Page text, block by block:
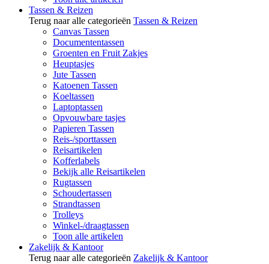
Tassen & Reizen
Terug naar alle categorieën Tassen & Reizen
Canvas Tassen
Documententassen
Groenten en Fruit Zakjes
Heuptasjes
Jute Tassen
Katoenen Tassen
Koeltassen
Laptoptassen
Opvouwbare tasjes
Papieren Tassen
Reis-/sporttassen
Reisartikelen
Kofferlabels
Bekijk alle Reisartikelen
Rugtassen
Schoudertassen
Strandtassen
Trolleys
Winkel-/draagtassen
Toon alle artikelen
Zakelijk & Kantoor
Terug naar alle categorieën Zakelijk & Kantoor